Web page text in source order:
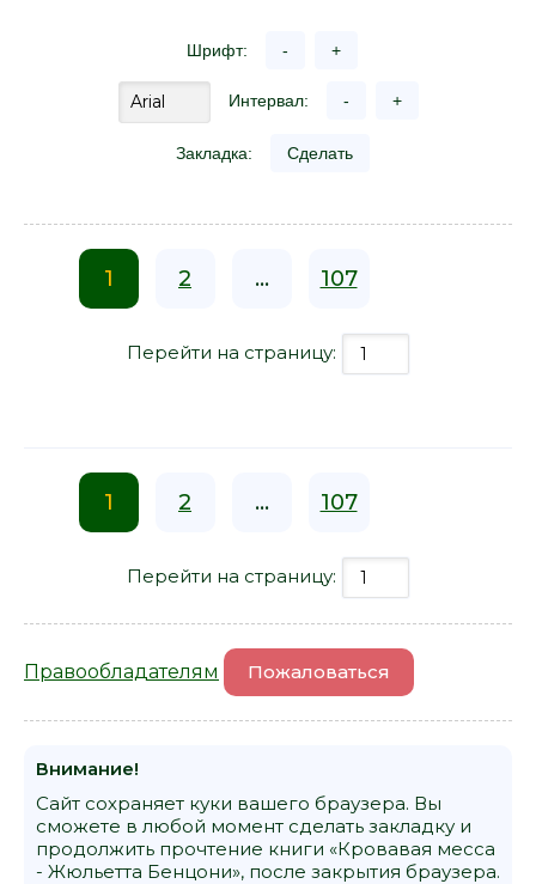
Шрифт: - +
Интервал: - +
Закладка: Сделать
1 2 ... 107
Перейти на страницу:
1 2 ... 107
Перейти на страницу:
Правообладателям Пожаловаться
Внимание!
Сайт сохраняет куки вашего браузера. Вы
сможете в любой момент сделать закладку и
продолжить прочтение книги «Кровавая месса
- Жюльетта Бенцони», после закрытия браузера.